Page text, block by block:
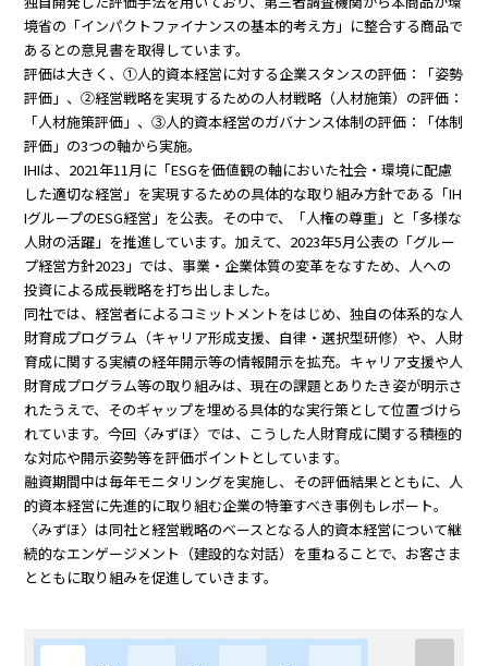
境省の「インパクトファイナンスの基本的考え方」に整合する商品で
あるとの意見書を取得しています。
評価は大きく、①人的資本経営に対する企業スタンスの評価：「姿勢
評価」、②経営戦略を実現するための人材戦略（人材施策）の評価：
「人材施策評価」、③人的資本経営のガバナンス体制の評価：「体制
評価」の3つの軸から実施。
IHIは、2021年11月に「ESGを価値観の軸においた社会・環境に配慮
した適切な経営」を実現するための具体的な取り組み方針である「IH
IグループのESG経営」を公表。その中で、「人権の尊重」と「多様な
人財の活躍」を推進しています。加えて、2023年5月公表の「グルー
プ経営方針2023」では、事業・企業体質の変革をなすため、人への
投資による成長戦略を打ち出しました。
同社では、経営者によるコミットメントをはじめ、独自の体系的な人
財育成プログラム（キャリア形成支援、自律・選択型研修）や、人財
育成に関する実績の経年開示等の情報開示を拡充。キャリア支援や人
財育成プログラム等の取り組みは、現在の課題とありたき姿が明示さ
れたうえで、そのギャップを埋める具体的な実行策として位置づけら
れています。今回〈みずほ〉では、こうした人財育成に関する積極的
な対応や開示姿勢等を評価ポイントとしています。
融資期間中は毎年モニタリングを実施し、その評価結果とともに、人
的資本経営に先進的に取り組む企業の特筆すべき事例もレポート。
〈みずほ〉は同社と経営戦略のベースとなる人的資本経営について継
続的なエンゲージメント（建設的な対話）を重ねることで、お客さま
とともに取り組みを促進していきます。